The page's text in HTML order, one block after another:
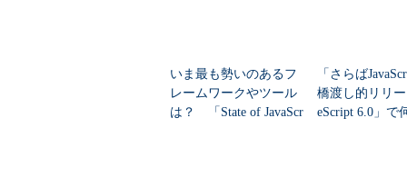
いま最も勢いのあるフ
レームワークやツール
は？ 「State of JavaScr
「さらば
橋渡し的リリ
eScript 6.0」で